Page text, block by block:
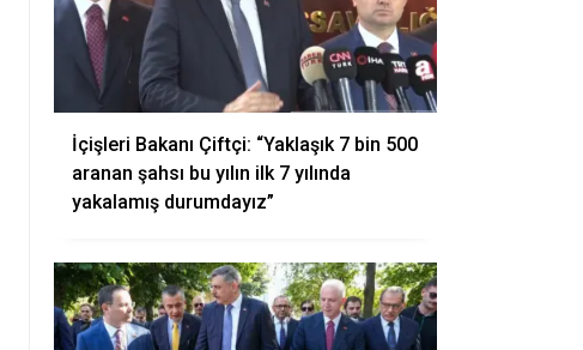
İçişleri Bakanı Çiftçi: “Yaklaşık 7 bin 500
aranan şahsı bu yılın ilk 7 yılında
yakalamış durumdayız”